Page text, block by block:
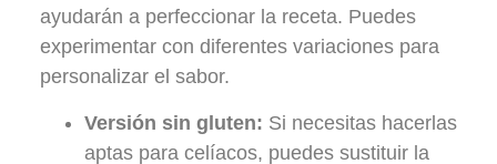
ayudarán a perfeccionar la receta. Puedes
experimentar con diferentes variaciones para
personalizar el sabor.
Versión sin gluten: Si necesitas hacerlas
aptas para celíacos, puedes sustituir la